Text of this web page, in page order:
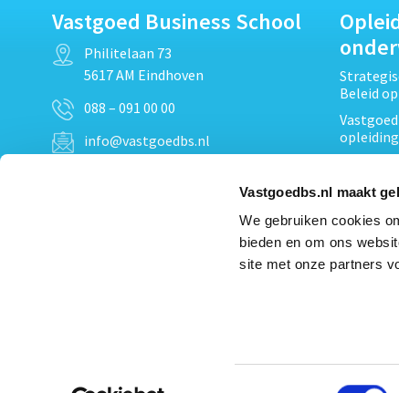
Vastgoedbs.nl maakt
We gebruiken cookies
bieden en om ons
site met onze partners
Toestemmingsselectie
Vastgoed Business School
Philitelaan 73
5617 AM Eindhoven
088 – 091 00 00
info@vastgoedbs.nl
Beleid